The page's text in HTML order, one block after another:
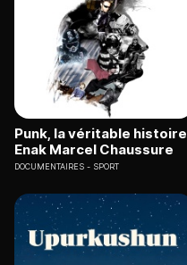
Punk, la véritable histoire
Enak Marcel Chaussure
DOCUMENTAIRES SPORT